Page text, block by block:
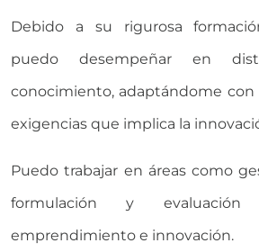
Debido a su rigurosa
puedo desempeñar en
conocimiento, adaptándome con
exigencias que implica la
Puedo trabajar en áreas como
formulación y
emprendimiento e innovación.